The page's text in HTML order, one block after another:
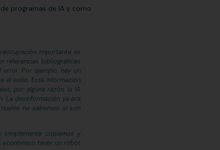
programas de IA y como
importante es
referencias bibliográficas
Por ejemplo, hay un
el exilio. Esta información
por alguna razón, la IA
La desinformación ya era
no sabemos si son
simplemente copiamos y
económico tener un robot